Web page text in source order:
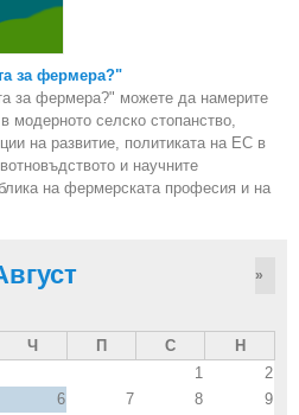
за фермера?"
за фермера?" можете да намерите
селско стопанство,
на развитие, политиката на ЕС в
и научните
на фермерската професия и на
»
Ч П С
Н
1
2
6 7 8
9